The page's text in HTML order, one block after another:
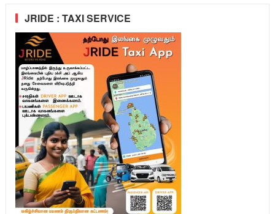
JRIDE : TAXI SERVICE